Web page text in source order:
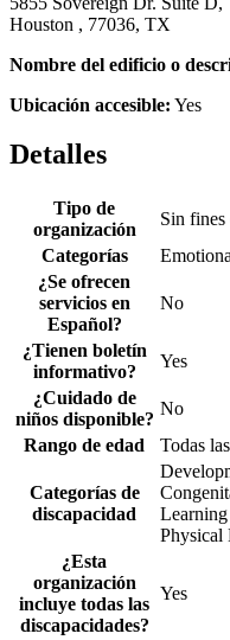
Houston , 77036, TX
Nombre del edificio o
Ubicación accesible: Yes
Detalles
Tipo de
organización
Sin
Categorías
¿Se ofrecen
servicios en
Español?
No
¿Tienen boletín
informativo?
Yes
¿Cuidado de
niños disponible?
No
Rango de edad
Todas
Categorías de
discapacidad
Physical
¿Esta
organización
incluye todas las
discapacidades?
Yes